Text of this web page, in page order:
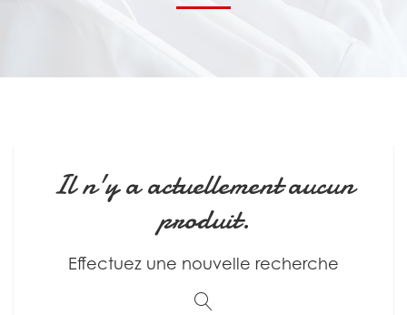
Il n'y a actuellement aucun
produit.
Effectuez une nouvelle recherche